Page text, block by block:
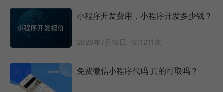
小程序开发费用，小程序开发多少钱？
2026年7月18日 1211次
免费微信小程序代码 真的可取吗？